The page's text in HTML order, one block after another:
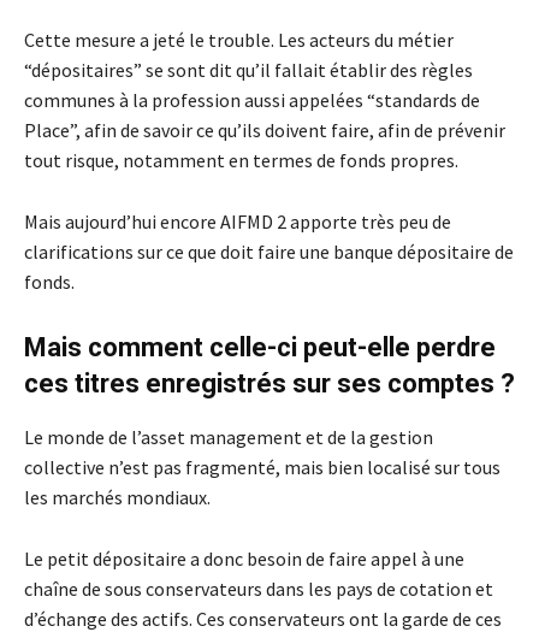
Cette mesure a jeté le trouble. Les acteurs du métier
“dépositaires” se sont dit qu’il fallait établir des règles
communes à la profession aussi appelées “standards de
Place”, afin de savoir ce qu’ils doivent faire, afin de prévenir
tout risque, notamment en termes de fonds propres.
Mais aujourd’hui encore AIFMD 2 apporte très peu de
clarifications sur ce que doit faire une banque dépositaire de
fonds.
Mais comment celle-ci peut-elle perdre
ces titres enregistrés sur ses comptes ?
Le monde de l’asset management et de la gestion
collective n’est pas fragmenté, mais bien localisé sur tous
les marchés mondiaux.
Le petit dépositaire a donc besoin de faire appel à une
chaîne de sous conservateurs dans les pays de cotation et
d’échange des actifs. Ces conservateurs ont la garde de ces